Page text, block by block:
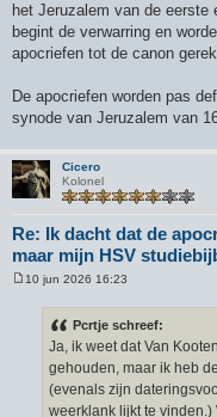
het Jeruzalem van de
begint de verwarring en
apocriefen tot de canon
De apocriefen worden pas
synode van Jeruzalem van
Cicero
Kolonel
Re: Ik dacht dat de
maar mijn HSV
10 jun 2026 16:23
Pcrtje schreef:
Ja, ik weet dat Van
gehouden, maar ik heb
(evenals zijn
weerklank lijkt te